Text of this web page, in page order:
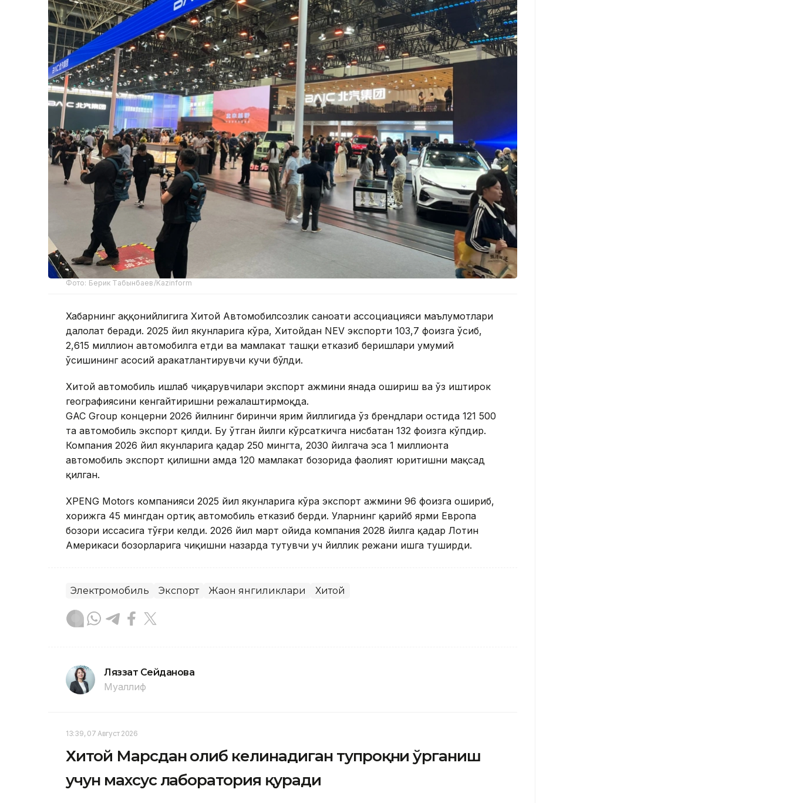
Фото: Берик Табынбаев/Kazinform
Хабарнинг ҳаққонийлигига Хитой Автомобилсозлик саноати ассоциацияси маълумотлари
далолат беради. 2025 йил якунларига кўра, Хитойдан NEV экспорти 103,7 фоизга ўсиб,
2,615 миллион автомобилга етди ва мамлакат ташқи етказиб беришлари умумий
ўсишининг асосий ҳаракатлантирувчи кучи бўлди.
Хитой автомобиль ишлаб чиқарувчилари экспорт ҳажмини янада ошириш ва ўз иштирок
географиясини кенгайтиришни режалаштирмоқда.
GAC Group концерни 2026 йилнинг биринчи ярим йиллигида ўз брендлари остида 121 500
та автомобиль экспорт қилди. Бу ўтган йилги кўрсаткичга нисбатан 132 фоизга кўпдир.
Компания 2026 йил якунларига қадар 250 мингта, 2030 йилгача эса 1 миллионта
автомобиль экспорт қилишни ҳамда 120 мамлакат бозорида фаолият юритишни мақсад
қилган.
XPENG Motors компанияси 2025 йил якунларига кўра экспорт ҳажмини 96 фоизга ошириб,
хорижга 45 мингдан ортиқ автомобиль етказиб берди. Уларнинг қарийб ярми Европа
бозори ҳиссасига тўғри келди. 2026 йил март ойида компания 2028 йилга қадар Лотин
Америкаси бозорларига чиқишни назарда тутувчи уч йиллик режани ишга туширди.
Электромобиль Экспорт Жаҳон янгиликлари Хитой
Ляззат Сейданова
Муаллиф
13:39, 07 Август 2026
Хитой Марсдан олиб келинадиган тупроқни ўрганиш
учун махсус лаборатория қуради